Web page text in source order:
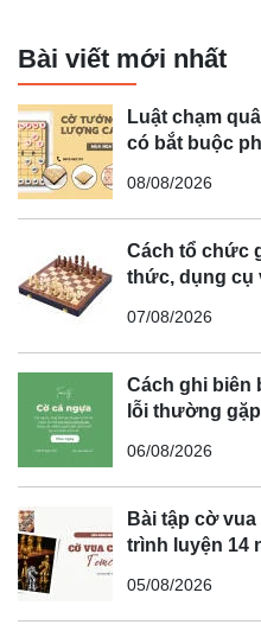
Bài viết mới nhất
Luật chạm
có bắt buộc
08/08/2026
Cách tổ chức
thức, dụng cụ
07/08/2026
Cách ghi biên
lỗi thường gặp
06/08/2026
Bài tập cờ
trình luyện 14
05/08/2026